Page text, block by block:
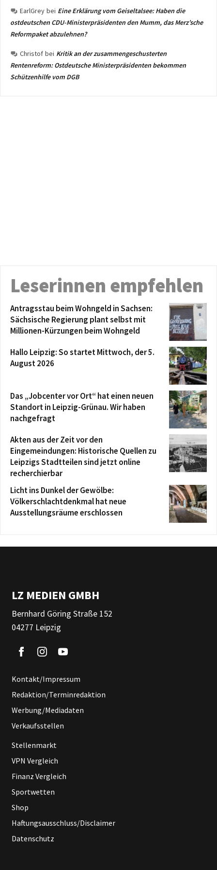
EarlGrey bei Eine Erklärung vom Geiseltalsee: Haben die
ostdeutschen CDU-Ministerpräsidenten den Mumm, das Merz’sche
Reformpaket abzulehnen?
Christof bei Kritik an der zusammengeschusterten
Rentenreform: Ostdeutsche Ministerpräsidenten bekommen
Schützenhilfe vom DGB
Leserinnen empfehlen
Antragsstau beim Wohngeld in Sachsen:
Sächsische Regierung plant selbst mit
Millionen-Kürzungen beim Wohngeld
Hallo Leipzig: So startet Mittwoch, der 5.
August 2026
Das „Jobcenter vor Ort“ hat einen neuen
Standort in Leipzig-Grünau. Wir haben
nachgefragt
Akten aus der Zeit vor den
Eingemeindungen: Historische Quellen zu
Leipzigs Stadtteilen sind jetzt online
recherchierbar
Licht ins Dunkel der Gewölbe:
Völkerschlachtdenkmal hat neue
Ausstellungsräume erschlossen
LZ MEDIEN GMBH
Bernhard Göring Straße 152
04277 Leipzig
Kontakt/Impressum
Redaktion/Terminredaktion
Werbung/Mediadaten
Verkaufsstellen
Stellenmarkt
VPN Vergleich
Finanz Vergleich
Sportwetten
Shop
Haftungsausschluss/Disclaimer
Datenschutz